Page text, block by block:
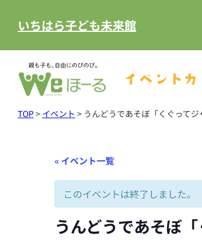
いちはら子ども未来館
イベントカ
TOP> イベント > うんどうであそぼ「くぐってジ
« イベント一覧
このイベントは終了しました。
うんどうであそぼ「